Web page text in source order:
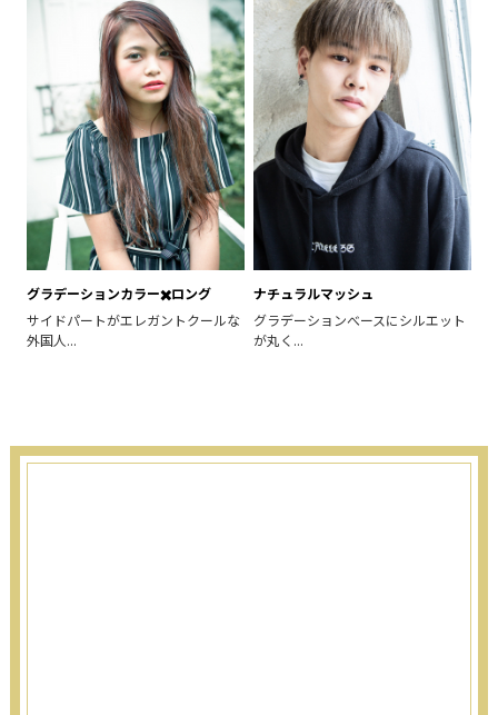
グラデーションカラー✖️ロング
サイドパートがエレガントクールな
外国人...
ナチュラルマッシュ
グラデーションべースにシルエット
が丸く...